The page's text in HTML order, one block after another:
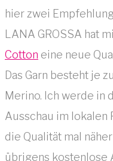
hier zwei
LANA GROSSA hat
Cotton eine neue
Das Garn besteht je
Merino. Ich werde in
Ausschau im lokalen
die Qualität mal
übrigens kostenlose